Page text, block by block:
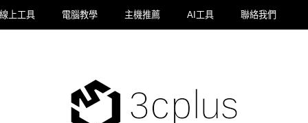
線上工具 電腦教學 主機推薦 AI工具 聯絡我們